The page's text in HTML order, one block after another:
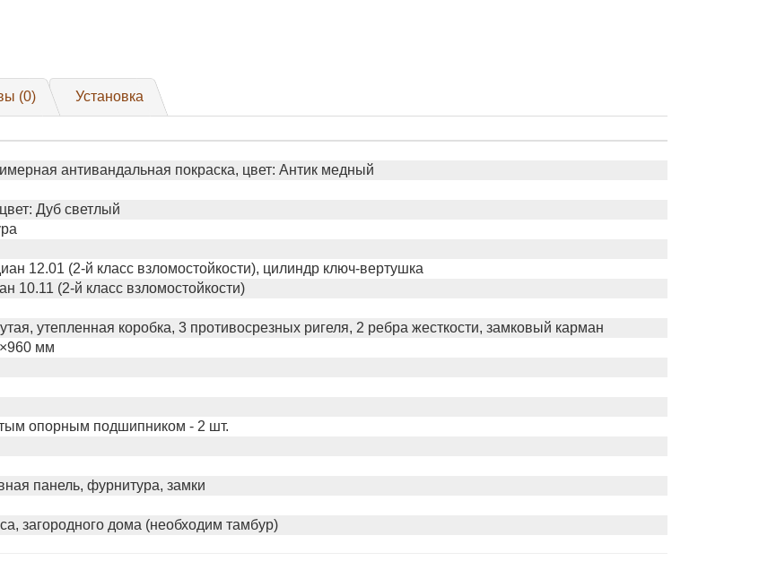
(0) Установка
антивандальная покраска, цвет: Антик медный
Дуб светлый
12.01 (2-й класс взломостойкости), цилиндр ключ-вертушка
10.11 (2-й класс взломостойкости)
утепленная коробка, 3 противосрезных ригеля, 2 ребра жесткости, замковый карман
мм
опорным подшипником - 2 шт.
панель, фурнитура, замки
загородного дома (необходим тамбур)